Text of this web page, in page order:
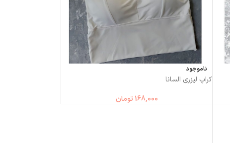
ناموجود
کراپ لیزری السانا
168,000 تومان